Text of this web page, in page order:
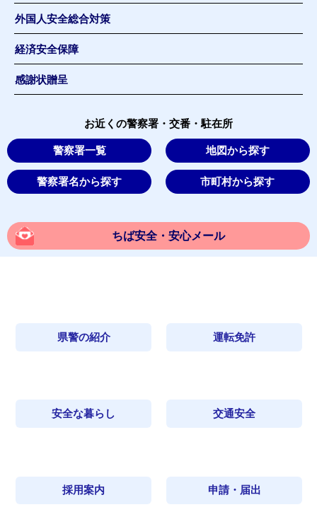
外国人安全総合対策
経済安全保障
感謝状贈呈
お近くの警察署・交番・駐在所
警察署一覧 地図から探す
警察署名から探す 市町村から探す
ちば安全・安心メール
県警の紹介 運転免許
安全な暮らし 交通安全
採用案内 申請・届出